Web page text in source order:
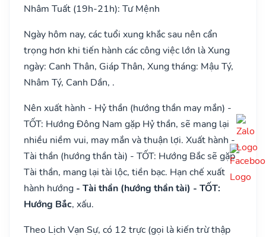
Nhâm Tuất (19h-21h): Tư Mệnh
Ngày hôm nay, các tuổi xung khắc sau nên cẩn
trọng hơn khi tiến hành các công việc lớn là Xung
ngày: Canh Thân, Giáp Thân, Xung tháng: Mậu Tý,
Nhâm Tý, Canh Dần, .
Nên xuất hành - Hỷ thần (hướng thần may mắn) -
TỐT: Hướng Đông Nam gặp Hỷ thần, sẽ mang lại
nhiều niềm vui, may mắn và thuận lợi. Xuất hành -
Tài thần (hướng thần tài) - TỐT: Hướng Bắc sẽ gặp
Tài thần, mang lại tài lộc, tiền bạc. Hạn chế xuất
hành hướng - Tài thần (hướng thần tài) - TỐT:
Hướng Bắc, xấu.
Theo Lịch Vạn Sự, có 12 trực (gọi là kiến trừ thập